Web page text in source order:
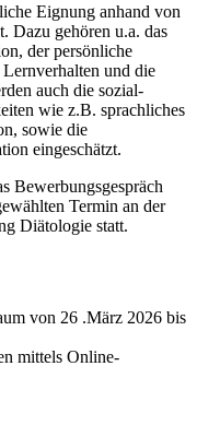
Eignung anhand von
Dazu gehören u.a. das
der persönliche
und die
auch die sozial-
wie z.B. sprachliches
sowie die
eingeschätzt.
Bewerbungsgespräch
Termin an der
Diätologie statt.
von 26 .März 2026 bis
mittels Online-